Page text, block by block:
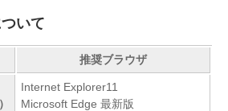
いて
推奨ブラウザ
Internet Explorer11
Microsoft Edge 最新版